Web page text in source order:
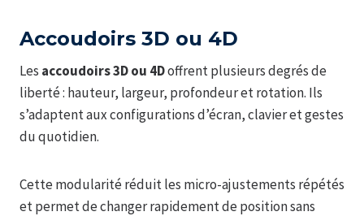
Accoudoirs 3D ou 4D
Les accoudoirs 3D ou 4Doffrent plusieurs degrés de
liberté : hauteur, largeur, profondeur et rotation. Ils
s’adaptent aux configurations d’écran, clavier et gestes
du quotidien.
Cette modularité réduit les micro-ajustements répétés
et permet de changer rapidement de position sans